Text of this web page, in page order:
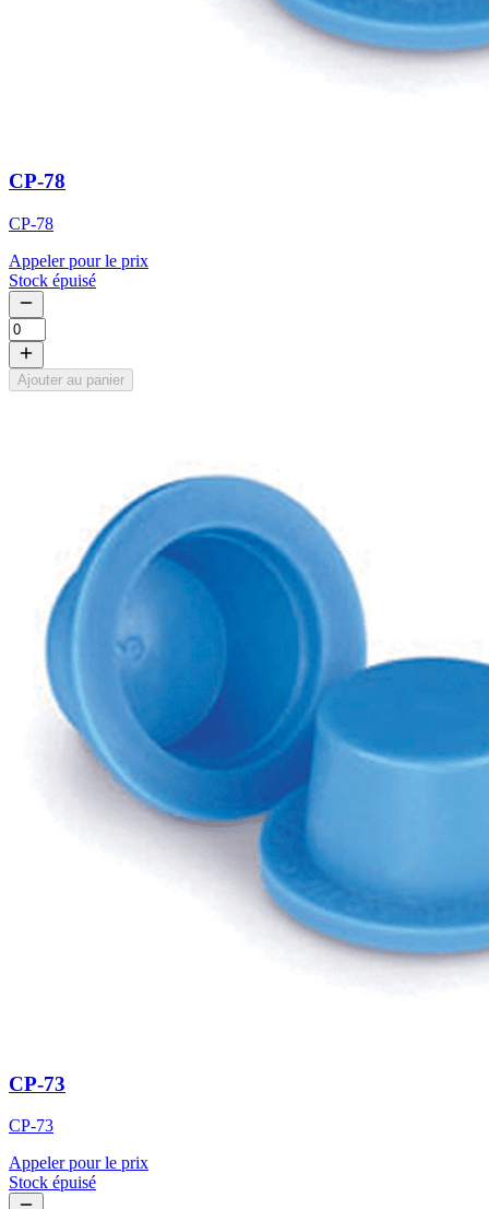
CP-78
CP-78
Appeler pour le prix
Stock épuisé
Ajouter au panier
CP-73
CP-73
Appeler pour le prix
Stock épuisé